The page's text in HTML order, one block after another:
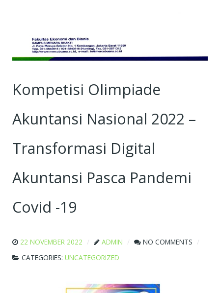
Kompetisi Olimpiade
Akuntansi Nasional 2022 –
Transformasi Digital
Akuntansi Pasca Pandemi
Covid -19
22 NOVEMBER 2022 ADMIN
NO COMMENTS
CATEGORIES: UNCATEGORIZED